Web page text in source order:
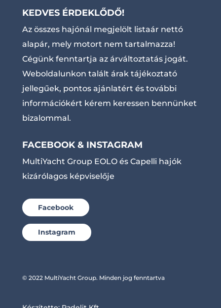
KEDVES ÉRDEKLŐDŐ!
Az összes hajónál megjelölt listaár nettó
alapár, mely motort nem tartalmazza!
Cégünk fenntartja az árváltoztatás jogát.
Weboldalunkon talált árak tájékoztató
jellegűek, pontos ajánlatért és további
információkért kérem keressen bennünket
bizalommal.
FACEBOOK & INSTAGRAM
MultiYacht Group EOLO és Capelli hajók
kizárólagos képviselője
Facebook
Instagram
© 2022 MultiYacht Group. Minden jog fenntartva